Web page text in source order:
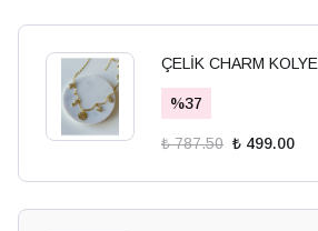
ÇELİK CHARM KOLYE
%37
₺ 787.50 ₺ 499.00